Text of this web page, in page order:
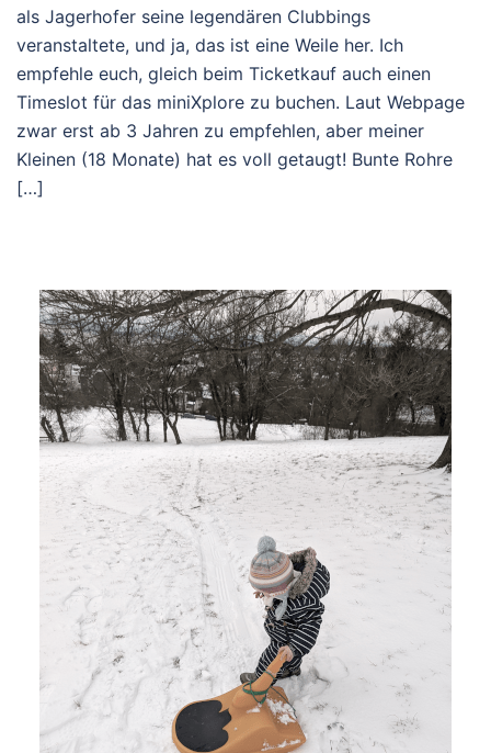
als Jagerhofer seine legendären Clubbings
veranstaltete, und ja, das ist eine Weile her. Ich
empfehle euch, gleich beim Ticketkauf auch einen
Timeslot für das miniXplore zu buchen. Laut Webpage
zwar erst ab 3 Jahren zu empfehlen, aber meiner
Kleinen (18 Monate) hat es voll getaugt! Bunte Rohre
[…]